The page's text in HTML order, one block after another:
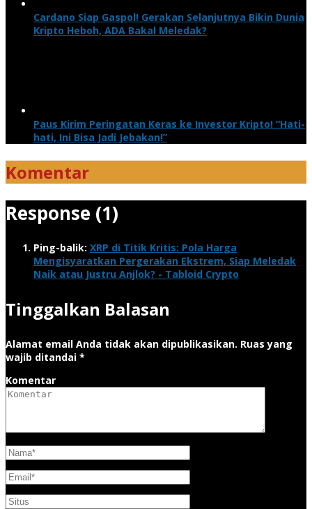
Cardano Siap Gaspol! Gerakan Selanjutnya Bikin Dunia
Kripto Heboh, ADA Bakal Meledak?
Paus Kirim Peringatan Keras ke Investor Kripto! “Hati-
hati, Ini Bisa Jadi Jebakan!”
Komentar
Response (1)
Ping-balik: XRP di Titik Kritis: Pola Harga
Mengisyaratkan Pergerakan Ekstrem, Siap Meledak
Naik atau Justru Anjlok? - Tabloid Crypto
Tinggalkan Balasan
Alamat email Anda tidak akan dipublikasikan. Ruas yang
wajib ditandai *
Komentar